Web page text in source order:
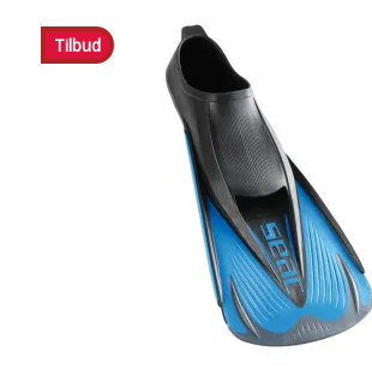
Tilbud